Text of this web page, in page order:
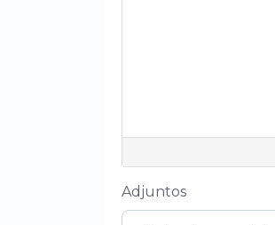
Adjuntos